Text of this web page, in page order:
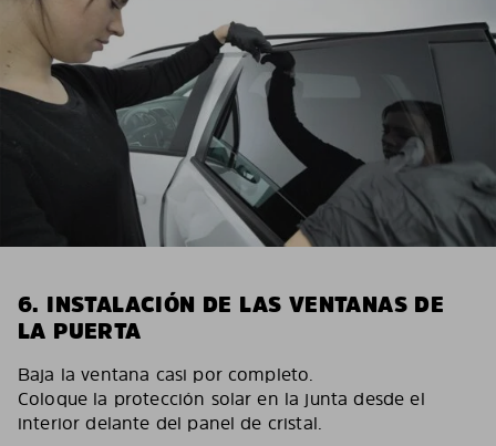
6. INSTALACIÓN DE LAS VENTANAS DE
LA PUERTA
Baja la ventana casi por completo.
Coloque la protección solar en la junta desde el
interior delante del panel de cristal.